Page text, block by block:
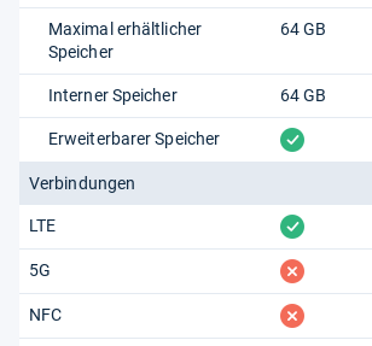
Maximal erhältlicher
Speicher
64 GB
Interner Speicher 64 GB
Erweiterbarer Speicher vorhanden
Verbindungen
LTE vorhanden
5G fehlt
NFC fehlt